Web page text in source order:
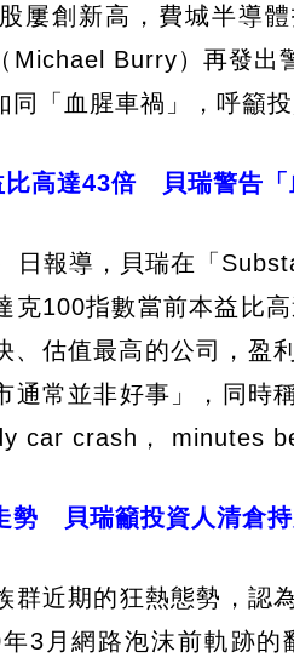
屢創新高，費城半導
Michael Burry）再發出
「血腥車禍」，呼籲投
高達43倍 貝瑞警告「
日報導，貝瑞在「
克100指數當前本益比
、估值最高的公司，盈
通常並非好事」，同時
car crash， minutes
勢 貝瑞籲投資人清倉
群近期的狂熱態勢，認
3月網路泡沫前軌跡